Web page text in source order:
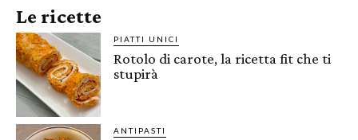
Le ricette
PIATTI UNICI
Rotolo di carote, la ricetta fit che ti
stupirà
ANTIPASTI